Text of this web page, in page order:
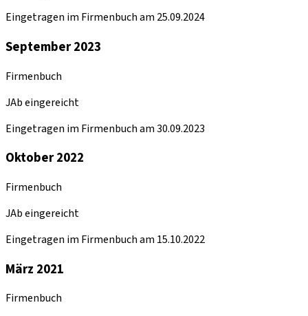
Eingetragen im Firmenbuch am 25.09.2024
September 2023
Firmenbuch
JAb eingereicht
Eingetragen im Firmenbuch am 30.09.2023
Oktober 2022
Firmenbuch
JAb eingereicht
Eingetragen im Firmenbuch am 15.10.2022
März 2021
Firmenbuch